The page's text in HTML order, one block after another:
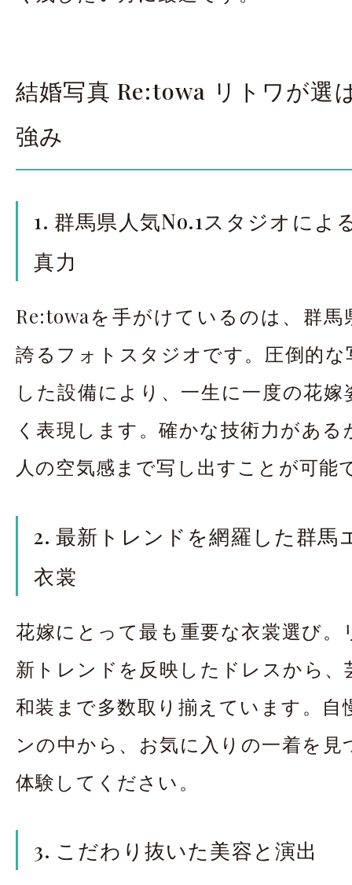
結婚写真 Re:towa リトワが選
強み
1. 群馬県人気No.1スタジオによ
真力
Re:towaを手がけているのは、群馬
誇るフォトスタジオです。圧倒的な
した設備により、一生に一度の花
く表現します。確かな技術力があ
人の空気感まで写し出すことが可能
2. 最新トレンドを網羅した群馬
衣裳
花嫁にとって最も重要な衣裳選び。
新トレンドを反映したドレスから、
和装まで多数取り揃えています。自
ンの中から、お気に入りの一着を
体験してください。
3. こだわり抜いた美容と演出